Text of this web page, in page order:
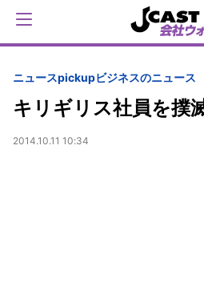
ニュースpickupビジネスのニュース
キリギリス社員を撲
2014.10.11 10:34